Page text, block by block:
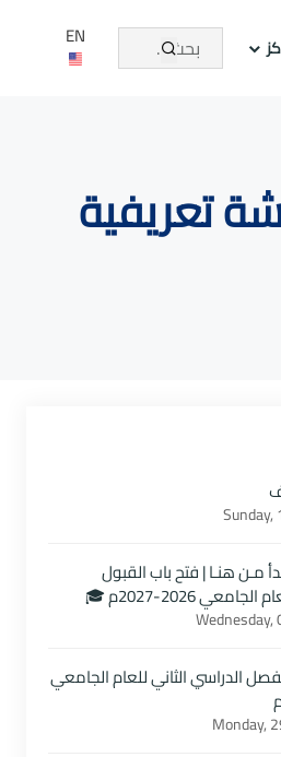
EN
تعريفية
Sunday,
مـن هنـا | فتح باب القبول
2026-2027م 🎓
Wednesday,
الدراسي الثاني للعام الجامعي
Monday,